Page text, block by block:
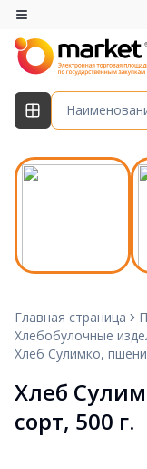
Главная страница
Хлебобулочные
Хлеб Сулимко,
Хлеб
сорт, 500 г.